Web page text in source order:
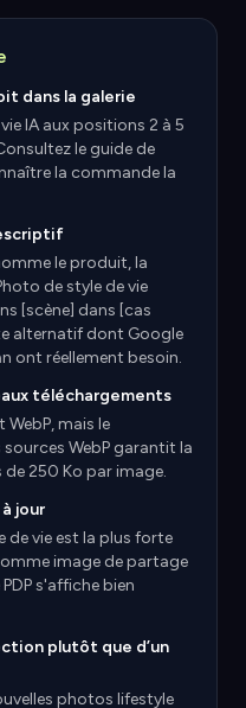
dans la galerie
IA aux positions 2 à 5
le guide de
la commande la
le produit, la
de style de vie
[scène] dans [cas
alternatif dont Google
ont réellement besoin.
téléchargements
mais le
WebP garantit la
250 Ko par image.
jour
de vie est la plus forte
image de partage
s'affiche bien
plutôt que d’un
photos lifestyle